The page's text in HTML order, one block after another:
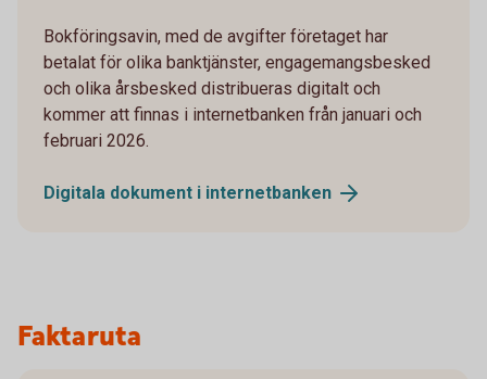
Bokföringsavin, med de avgifter företaget har
betalat för olika banktjänster, engagemangsbesked
och olika årsbesked distribueras digitalt och
kommer att finnas i internetbanken från januari och
februari 2026.
Digitala dokument i internetbanken
Faktaruta